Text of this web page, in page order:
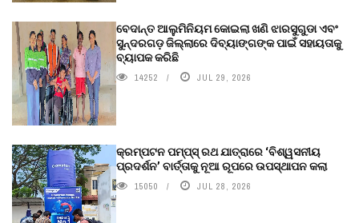
ବେଦାନ୍ତ ଆଲୁମିନିୟମ କୋଇଲା ଖଣି ଝାରସୁଗୁଡା ଏବଂ
ସୁନ୍ଦରଗଡ଼ ଜିଲ୍ଲାରେ ଦିବ୍ୟାଙ୍ଗଙ୍କ ପାଇଁ ସହାୟତାକୁ
ବ୍ୟାପକ କରିଛି
14252 JUL 29, 2026
କ୍ରମ୍ପଟନ ପମ୍ପ୍‌ସ୍‌ ରଥ ଯାତ୍ରାରେ ‘ବିଶ୍ୱସନୀୟ
ପ୍ରଦର୍ଶନ’ ବାର୍ତ୍ତାକୁ ନୂଆ ରୂପରେ ଉପସ୍ଥାପନ କଲା
15050 JUL 28, 2026